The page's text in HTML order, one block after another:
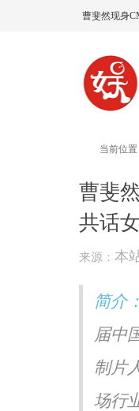
曹斐然现身
当前位置
曹斐
共话
来源： 本
简介：
届中
制片
场行
CMG第四届中国电视
《六姊妹》共话女性力